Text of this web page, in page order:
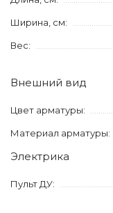
Ширина, см:
Вес:
Внешний вид
Цвет арматуры:
Материал арматуры:
Электрика
Пульт ДУ: